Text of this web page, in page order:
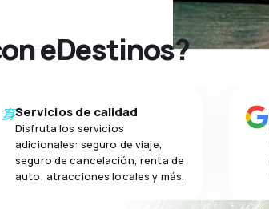
eDestinos?
Servicios de calidad
Disfruta los servicios
adicionales: seguro de viaje,
seguro de cancelación, renta de
auto, atracciones locales y más.